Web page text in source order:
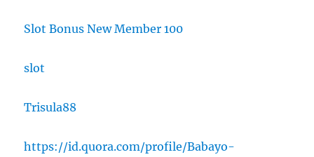
Slot Bonus New Member 100
slot
Trisula88
https://id.quora.com/profile/Babayo-